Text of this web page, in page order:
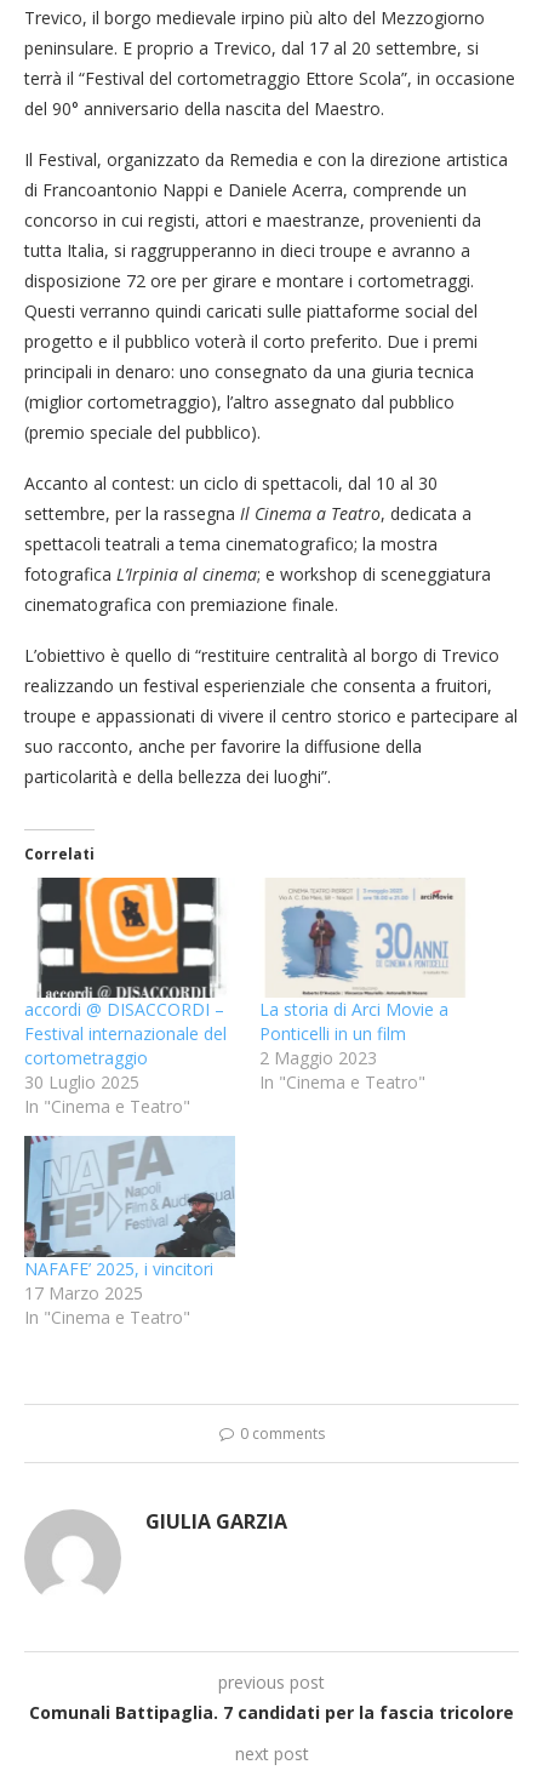
Trevico, il borgo medievale irpino più alto del Mezzogiorno
peninsulare. E proprio a Trevico, dal 17 al 20 settembre, si
terrà il “Festival del cortometraggio Ettore Scola”, in occasione
del 90° anniversario della nascita del Maestro.
Il Festival, organizzato da Remedia e con la direzione artistica
di Francoantonio Nappi e Daniele Acerra, comprende un
concorso in cui registi, attori e maestranze, provenienti da
tutta Italia, si raggrupperanno in dieci troupe e avranno a
disposizione 72 ore per girare e montare i cortometraggi.
Questi verranno quindi caricati sulle piattaforme social del
progetto e il pubblico voterà il corto preferito. Due i premi
principali in denaro: uno consegnato da una giuria tecnica
(miglior cortometraggio), l’altro assegnato dal pubblico
(premio speciale del pubblico).
Accanto al contest: un ciclo di spettacoli, dal 10 al 30
settembre, per la rassegna Il Cinema a Teatro, dedicata a
spettacoli teatrali a tema cinematografico; la mostra
fotografica L’Irpinia al cinema; e workshop di sceneggiatura
cinematografica con premiazione finale.
L’obiettivo è quello di “restituire centralità al borgo di Trevico
realizzando un festival esperienziale che consenta a fruitori,
troupe e appassionati di vivere il centro storico e partecipare al
suo racconto, anche per favorire la diffusione della
particolarità e della bellezza dei luoghi”.
Correlati
accordi @ DISACCORDI –
Festival internazionale del
cortometraggio
30 Luglio 2025
In "Cinema e Teatro"
La storia di Arci Movie a
Ponticelli in un film
2 Maggio 2023
In "Cinema e Teatro"
NAFAFE’ 2025, i vincitori
17 Marzo 2025
In "Cinema e Teatro"
0 comments
GIULIA GARZIA
previous post
Comunali Battipaglia. 7 candidati per la fascia tricolore
next post